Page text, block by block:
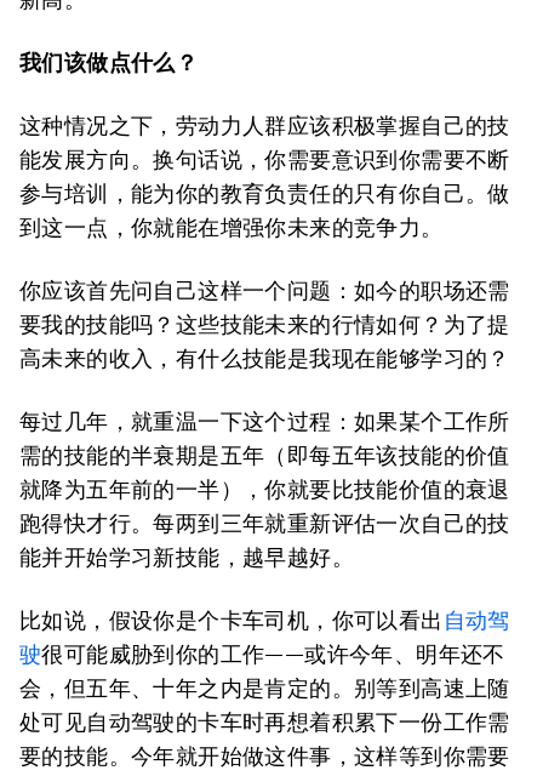
我们该做点什么？
这种情况之下，劳动力人群应该积极掌握自己的技
能发展方向。换句话说，你需要意识到你需要不断
参与培训，能为你的教育负责任的只有你自己。做
到这一点，你就能在增强你未来的竞争力。
你应该首先问自己这样一个问题：如今的职场还需
要我的技能吗？这些技能未来的行情如何？为了提
高未来的收入，有什么技能是我现在能够学习的？
每过几年，就重温一下这个过程：如果某个工作所
需的技能的半衰期是五年（即每五年该技能的价值
就降为五年前的一半），你就要比技能价值的衰退
跑得快才行。每两到三年就重新评估一次自己的技
能并开始学习新技能，越早越好。
比如说，假设你是个卡车司机，你可以看出 自动驾
驶很可能威胁到你的工作——或许今年、明年还不
会，但五年、十年之内是肯定的。别等到高速上随
处可见自动驾驶的卡车时再想着积累下一份工作需
要的技能。今年就开始做这件事，这样等到你需要